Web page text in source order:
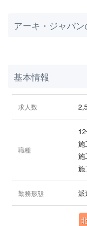
アーキ・ジャパ
基本情報
求人数
職種
施
施
施
勤務形態 派